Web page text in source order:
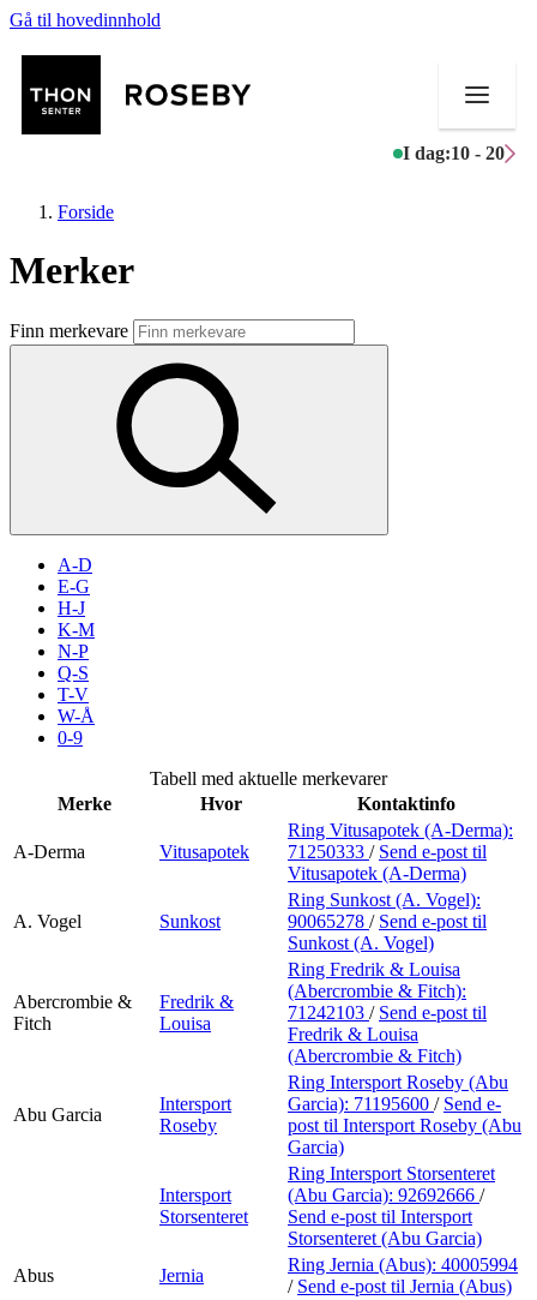
Gå til hovedinnhold
I dag:10 - 20
Butikker
Mat og drikke
Aktiviteter
Inspirasjon
Søk
Praktisk informasjon
Ledige stillinger
Finn frem
Forside
Merker
Finn merkevare
A-D
E-G
H-J
K-M
N-P
Q-S
T-V
W-Å
0-9
Tabell med aktuelle merkevarer
Merke
Hvor Kontaktinfo
A-Derma Vitusapotek
Ring Vitusapotek (A-Derma):
71250333 / Send e-post til
Vitusapotek (A-Derma)
A. Vogel Sunkost
Ring Sunkost (A. Vogel):
90065278 / Send e-post til
Sunkost (A. Vogel)
Abercrombie &
Fitch
Fredrik &
Louisa
Ring Fredrik & Louisa
(Abercrombie & Fitch):
71242103 / Send e-post til
Fredrik & Louisa
(Abercrombie & Fitch)
Abu Garcia
Intersport
Roseby
Ring Intersport Roseby (Abu
Garcia): 71195600 / Send e-
post til Intersport Roseby (Abu
Garcia)
Intersport
Storsenteret
Ring Intersport Storsenteret
(Abu Garcia): 92692666 /
Send e-post til Intersport
Storsenteret (Abu Garcia)
Abus
Jernia
Ring Jernia (Abus): 40005994
/ Send e-post til Jernia (Abus)